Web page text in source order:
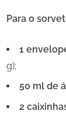
Para o
1
g);
50 ml de
2